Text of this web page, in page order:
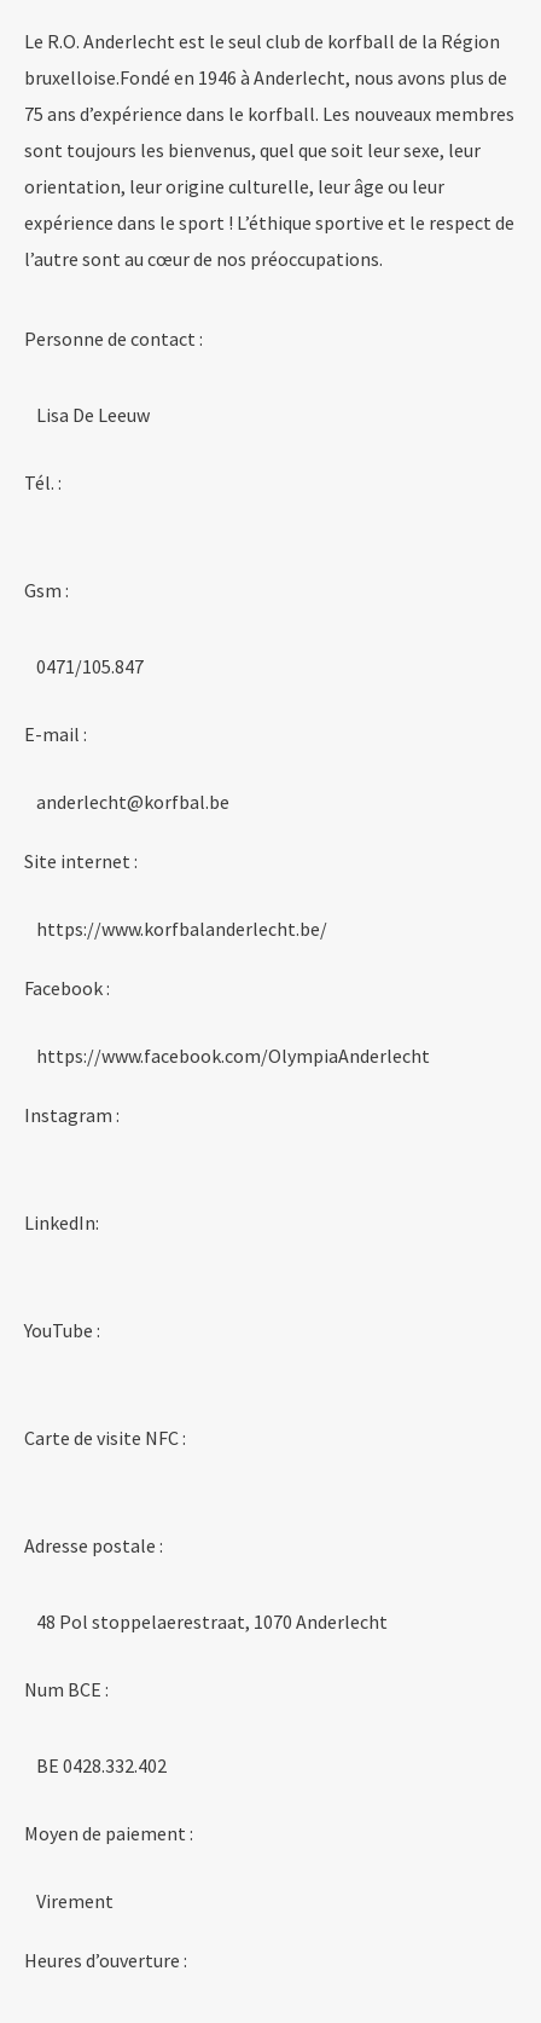
Le R.O. Anderlecht est le seul club de korfball de la Région
bruxelloise.Fondé en 1946 à Anderlecht, nous avons plus de
75 ans d’expérience dans le korfball. Les nouveaux membres
sont toujours les bienvenus, quel que soit leur sexe, leur
orientation, leur origine culturelle, leur âge ou leur
expérience dans le sport ! L’éthique sportive et le respect de
l’autre sont au cœur de nos préoccupations.
Personne de contact :
Lisa De Leeuw
Tél. :
Gsm :
0471/105.847
E-mail :
anderlecht@korfbal.be
Site internet :
https://www.korfbalanderlecht.be/
Facebook :
https://www.facebook.com/OlympiaAnderlecht
Instagram :
LinkedIn:
YouTube :
Carte de visite NFC :
Adresse postale :
48 Pol stoppelaerestraat, 1070 Anderlecht
Num BCE :
BE 0428.332.402
Moyen de paiement :
Virement
Heures d’ouverture :